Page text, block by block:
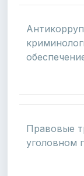
Правовые
уголовном